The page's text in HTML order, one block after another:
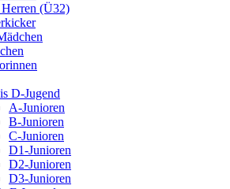
(Ü32)
D-Jugend
A-Junioren
B-Junioren
C-Junioren
D1-Junioren
D2-Junioren
D3-Junioren